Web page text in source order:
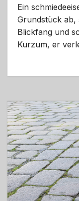
Ein
Grundstück ab,
Blickfang und
Kurzum, er